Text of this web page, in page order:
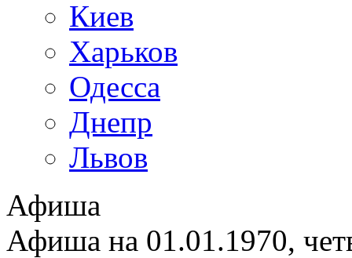
Киев
Харьков
Одесса
Днепр
Львов
Афиша
Афиша на 01.01.1970,